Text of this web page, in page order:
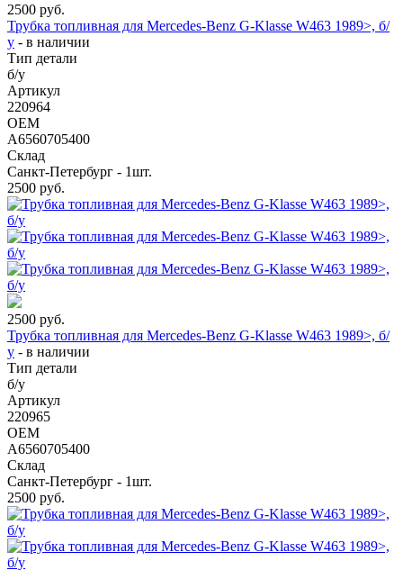
2500 руб.
Трубка топливная для Mercedes-Benz G-Klasse W463 1989>, б/
у - в наличии
Тип детали
б/у
Артикул
220964
OEM
A6560705400
Склад
Санкт-Петербург - 1шт.
2500 руб.
2500 руб.
Трубка топливная для Mercedes-Benz G-Klasse W463 1989>, б/
у - в наличии
Тип детали
б/у
Артикул
220965
OEM
A6560705400
Склад
Санкт-Петербург - 1шт.
2500 руб.